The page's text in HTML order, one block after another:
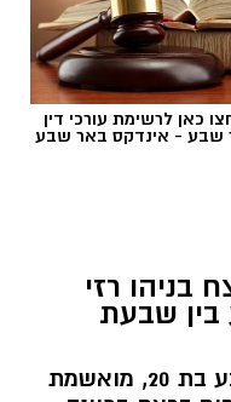
כאן לרשימת עורכי דין
שבע - אינדקס באר שבע
בניהו רזי
שבעת
שילת חוטה, תושבת באר שבע בת 20, מואשמת